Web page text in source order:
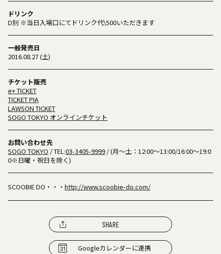
ドリンク
D別 ※当日入場口にてドリンク代\500いただきます
一般発売日
2016.08.27 (土)
チケット販売
e+ TICKET
TICKET PIA
LAWSON TICKET
SOGO TOKYO オンラインチケット
お問い合わせ先
SOGO TOKYO / TEL:03-3405-9999 / (月～土：12:00～13:00/16:00～19:0
0※日曜・祝日を除く)
SCOOBIE DO・・・ http://www.scoobie-do.com/
SHARE
Googleカレンダーに連携